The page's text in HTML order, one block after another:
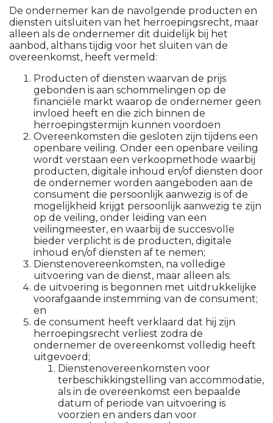
De ondernemer kan de navolgende producten en
diensten uitsluiten van het herroepingsrecht, maar
alleen als de ondernemer dit duidelijk bij het
aanbod, althans tijdig voor het sluiten van de
overeenkomst, heeft vermeld:
Producten of diensten waarvan de prijs
gebonden is aan schommelingen op de
financiële markt waarop de ondernemer geen
invloed heeft en die zich binnen de
herroepingstermijn kunnen voordoen
Overeenkomsten die gesloten zijn tijdens een
openbare veiling. Onder een openbare veiling
wordt verstaan een verkoopmethode waarbij
producten, digitale inhoud en/of diensten door
de ondernemer worden aangeboden aan de
consument die persoonlijk aanwezig is of de
mogelijkheid krijgt persoonlijk aanwezig te zijn
op de veiling, onder leiding van een
veilingmeester, en waarbij de succesvolle
bieder verplicht is de producten, digitale
inhoud en/of diensten af te nemen;
Dienstenovereenkomsten, na volledige
uitvoering van de dienst, maar alleen als:
de uitvoering is begonnen met uitdrukkelijke
voorafgaande instemming van de consument;
en
de consument heeft verklaard dat hij zijn
herroepingsrecht verliest zodra de
ondernemer de overeenkomst volledig heeft
uitgevoerd;
Dienstenovereenkomsten voor
terbeschikkingstelling van accommodatie,
als in de overeenkomst een bepaalde
datum of periode van uitvoering is
voorzien en anders dan voor